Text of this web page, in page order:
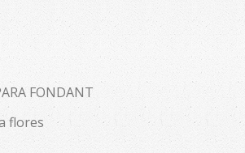
FONDANT
flores